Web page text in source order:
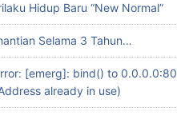
Hidup Baru “New Normal”
Selama 3 Tahun…
[emerg]: bind() to 0.0.0.0:80
already in use)